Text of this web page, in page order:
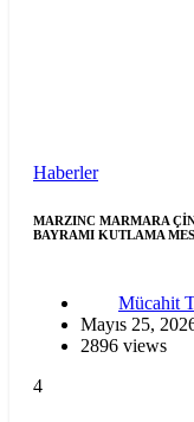
Haberler
MARZINC MARMARA
BAYRAMI KUTLAMA
Mücahit
Mayıs 25,
2896 views
4